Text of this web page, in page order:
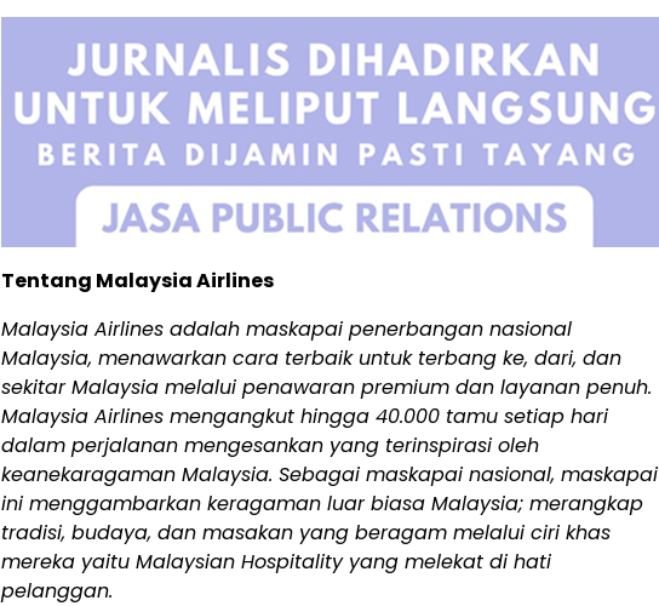
Tentang Malaysia Airlines
Malaysia Airlines adalah maskapai penerbangan nasional
Malaysia, menawarkan cara terbaik untuk terbang ke, dari, dan
sekitar Malaysia melalui penawaran premium dan layanan penuh.
Malaysia Airlines mengangkut hingga 40.000 tamu setiap hari
dalam perjalanan mengesankan yang terinspirasi oleh
keanekaragaman Malaysia. Sebagai maskapai nasional, maskapai
ini menggambarkan keragaman luar biasa Malaysia; merangkap
tradisi, budaya, dan masakan yang beragam melalui ciri khas
mereka yaitu Malaysian Hospitality yang melekat di hati
pelanggan.